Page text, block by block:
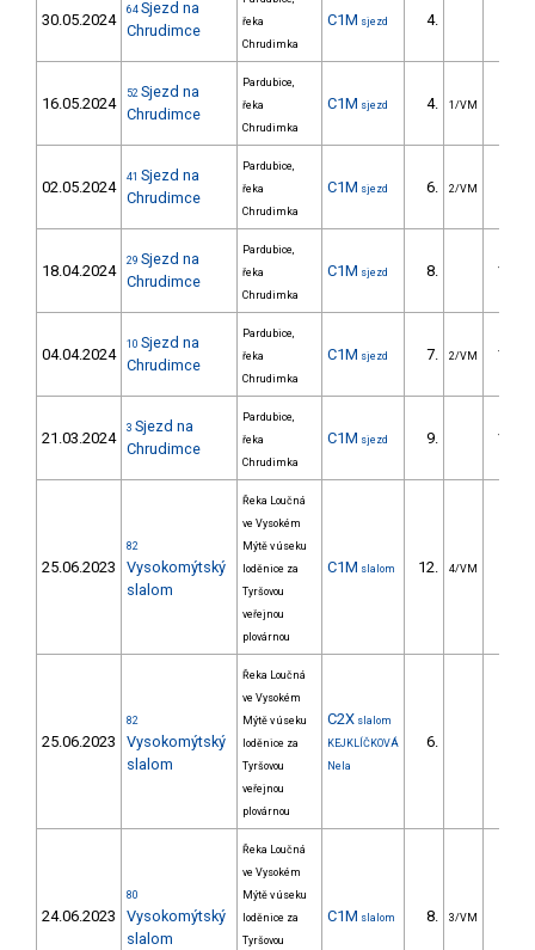
30.05.2024
64 Sjezd na
Chrudimce
řeka
Chrudimka
C1M sjezd 4.
16.05.2024
52 Sjezd na
Chrudimce
Pardubice,
řeka
Chrudimka
C1M sjezd 4. 1/VM
02.05.2024
41 Sjezd na
Chrudimce
Pardubice,
řeka
Chrudimka
C1M sjezd 6. 2/VM
18.04.2024
29 Sjezd na
Chrudimce
Pardubice,
řeka
Chrudimka
C1M sjezd 8.
04.04.2024
10 Sjezd na
Chrudimce
Pardubice,
řeka
Chrudimka
C1M sjezd 7. 2/VM
21.03.2024
3 Sjezd na
Chrudimce
Pardubice,
řeka
Chrudimka
C1M sjezd 9.
25.06.2023
82
Vysokomýtský
slalom
Řeka Loučná
ve Vysokém
Mýtě v úseku
loděnice za
Tyršovou
veřejnou
plovárnou
C1M slalom 12. 4/VM
25.06.2023
82
Vysokomýtský
slalom
Řeka Loučná
ve Vysokém
Mýtě v úseku
loděnice za
Tyršovou
veřejnou
plovárnou
C2X slalom
KEJKLÍČKOVÁ
Nela
6.
24.06.2023
80
Vysokomýtský
slalom
Řeka Loučná
ve Vysokém
Mýtě v úseku
loděnice za
Tyršovou
C1M slalom 8. 3/VM